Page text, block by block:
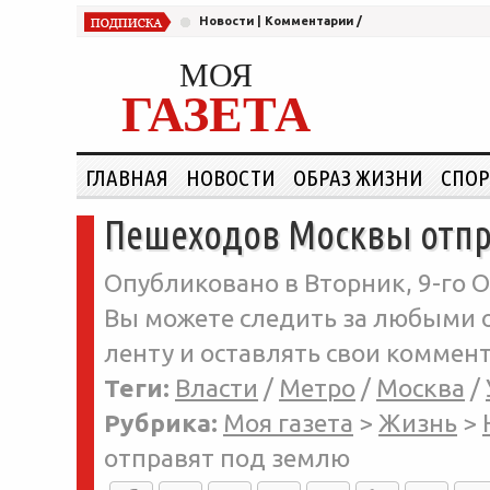
Новости Комментарии /
МОЯ
ГАЗЕТА
ГЛАВНАЯ НОВОСТИ ОБРАЗ ЖИЗНИ
Пешеходов Москвы
Опубликовано в Вторник, 9-го
Вы можете следить за любыми
ленту и оставлять свои
Теги: Власти / Метро / Москва /
Рубрика: Моя газета > Жизнь >
отправят под землю